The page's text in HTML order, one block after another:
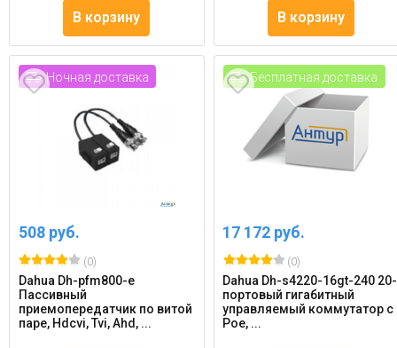
В корзину В корзину
Ночная доставка
508 руб.
(0)
Dahua Dh-pfm800-e
Пассивный
приемопередатчик по витой
паре, Hdcvi, Tvi, Ahd, ...
Бесплатная доставка
17 172 руб.
(0)
Dahua Dh-s4220-16gt-240 20-
портовый гигабитный
управляемый коммутатор с
Poe, ...